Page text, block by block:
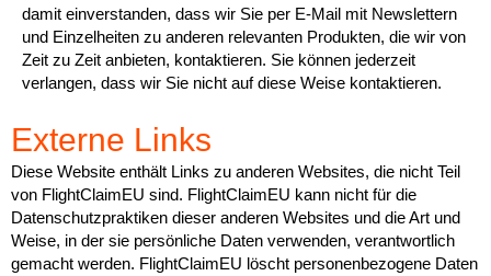
damit einverstanden, dass wir Sie per E-Mail mit Newslettern
und Einzelheiten zu anderen relevanten Produkten, die wir von
Zeit zu Zeit anbieten, kontaktieren. Sie können jederzeit
verlangen, dass wir Sie nicht auf diese Weise kontaktieren.
Externe Links
Diese Website enthält Links zu anderen Websites, die nicht Teil
von FlightClaimEU sind. FlightClaimEU kann nicht für die
Datenschutzpraktiken dieser anderen Websites und die Art und
Weise, in der sie persönliche Daten verwenden, verantwortlich
gemacht werden. FlightClaimEU löscht personenbezogene Daten